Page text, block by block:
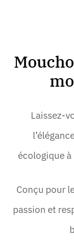
Laissez-
écologique à
Conçu pour
passion et